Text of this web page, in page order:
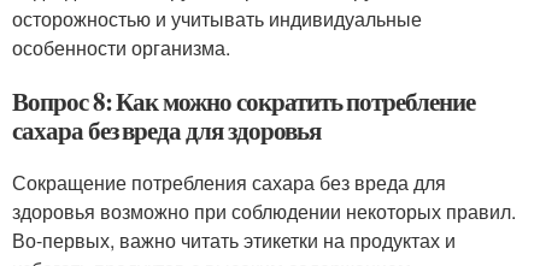
осторожностью и учитывать индивидуальные
особенности организма.
Вопрос 8: Как можно сократить потребление
сахара без вреда для здоровья
Сокращение потребления сахара без вреда для
здоровья возможно при соблюдении некоторых правил.
Во-первых, важно читать этикетки на продуктах и